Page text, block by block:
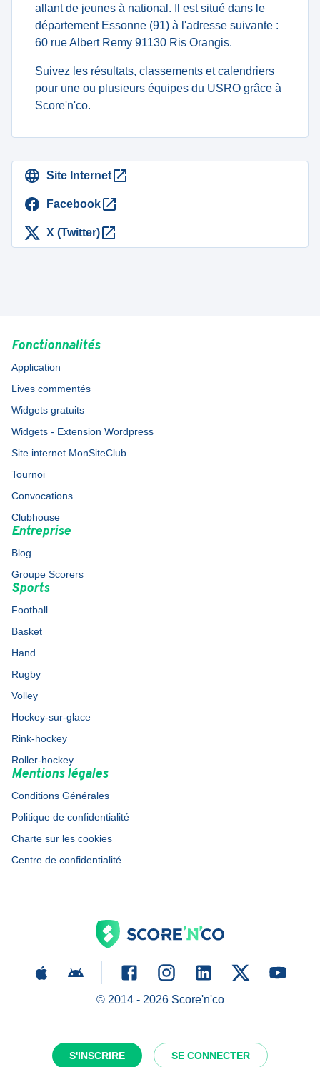
S'INSCRIRE SE CONNECTER
allant de jeunes à national. Il est situé dans le
département Essonne (91) à l'adresse suivante :
60 rue Albert Remy 91130 Ris Orangis.
Suivez les résultats, classements et calendriers
pour une ou plusieurs équipes du USRO grâce à
Score'n'co.
Site Internet
Facebook
X (Twitter)
Fonctionnalités
Application
Lives commentés
Widgets gratuits
Widgets - Extension Wordpress
Site internet MonSiteClub
Tournoi
Convocations
Clubhouse
Entreprise
Blog
Groupe Scorers
Sports
Football
Basket
Hand
Rugby
Volley
Hockey-sur-glace
Rink-hockey
Roller-hockey
Mentions légales
Conditions Générales
Politique de confidentialité
Charte sur les cookies
Centre de confidentialité
© 2014 - 2026Score'n'co